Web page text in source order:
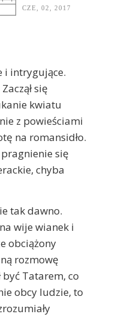
CZE, 02, 2017
i intrygujące.
się
kwiatu
z powieściami
na romansidło.
się
chyba
tak dawno.
wije wianek i
obciążony
rozmowę
Tatarem, co
obcy ludzie, to